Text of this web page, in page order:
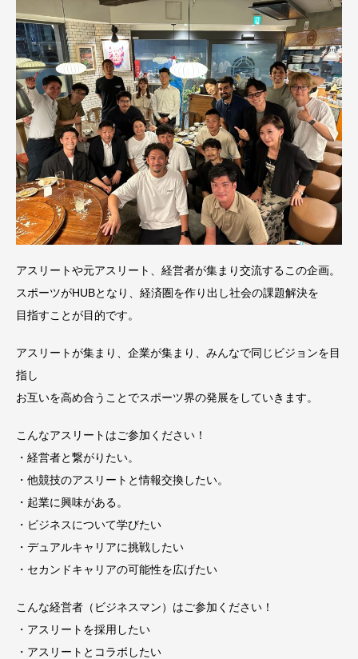
アスリートや元アスリート、経営者が集まり交流するこの企画。
スポーツがHUBとなり、経済圏を作り出し社会の課題解決を
目指すことが目的です。
アスリートが集まり、企業が集まり、みんなで同じビジョンを目
指し
お互いを高め合うことでスポーツ界の発展をしていきます。
こんなアスリートはご参加ください！
・経営者と繋がりたい。
・他競技のアスリートと情報交換したい。
・起業に興味がある。
・ビジネスについて学びたい
・デュアルキャリアに挑戦したい
・セカンドキャリアの可能性を広げたい
こんな経営者（ビジネスマン）はご参加ください！
・アスリートを採用したい
・アスリートとコラボしたい